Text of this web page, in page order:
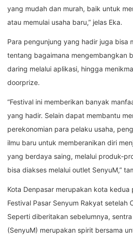
yang mudah dan murah, baik untuk
atau memulai usaha baru,” jelas Eka.
Para pengunjung yang hadir juga bisa
tentang bagaimana mengembangkan
daring melalui aplikasi, hingga
doorprize.
“Festival ini memberikan banyak
yang hadir. Selain dapat membantu
perekonomian para pelaku usaha,
ilmu baru untuk memberanikan diri
yang berdaya saing, melalui produk-
bisa diakses melalui outlet SenyuM,”
Kota Denpasar merupakan kota kedua
Festival Pasar Senyum Rakyat setelah
Seperti diberitakan sebelumnya,
(SenyuM) merupakan spirit bersama